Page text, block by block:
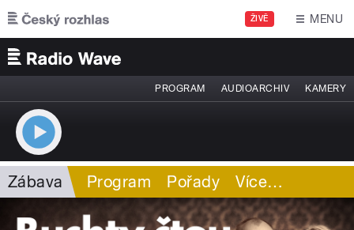
Přejít k hlavnímu obsahu
ŽIVĚ MENU
PROGRAM AUDIOARCHIV KAMERY
Zábava Program Pořady Více…